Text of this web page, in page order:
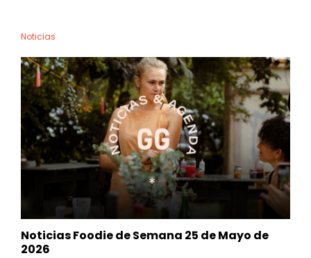
Noticias
Noticias Foodie de Semana 25 de Mayo de
2026